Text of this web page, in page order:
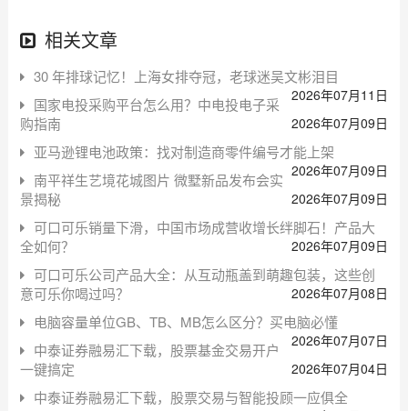
相关文章
30 年排球记忆！上海女排夺冠，老球迷吴文彬泪目
2026年07月11日
国家电投采购平台怎么用？中电投电子采
购指南
2026年07月09日
亚马逊锂电池政策：找对制造商零件编号才能上架
2026年07月09日
南平祥生艺境花城图片 微墅新品发布会实
景揭秘
2026年07月09日
可口可乐销量下滑，中国市场成营收增长绊脚石！产品大
全如何？
2026年07月09日
可口可乐公司产品大全：从互动瓶盖到萌趣包装，这些创
意可乐你喝过吗？
2026年07月08日
电脑容量单位GB、TB、MB怎么区分？买电脑必懂
2026年07月07日
中泰证券融易汇下载，股票基金交易开户
一键搞定
2026年07月04日
中泰证券融易汇下载，股票交易与智能投顾一应俱全